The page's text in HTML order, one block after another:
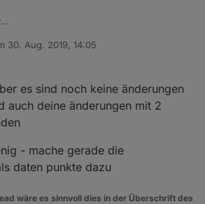
(den obersten Benutzerteil kannst Du
30. Aug. 2019, 14:05
von
es sind noch keine änderungen
auch deine änderungen mit 2
- mache gerade die
daten punkte dazu
wäre es sinnvoll dies in der Überschrift des